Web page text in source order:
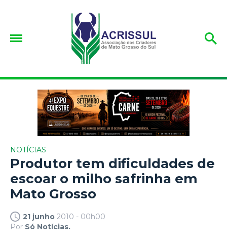
NOTÍCIAS
Produtor tem dificuldades de
escoar o milho safrinha em
Mato Grosso
21 junho 2010 - 00h00
Por Só Notícias.